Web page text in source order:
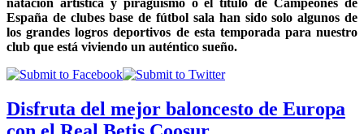
España de clubes base de fútbol sala han sido solo algunos de
los grandes logros deportivos de esta temporada para nuestro
club que está viviendo un auténtico sueño.
Disfruta del mejor baloncesto de Europa